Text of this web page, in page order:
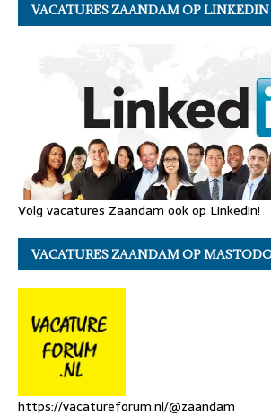
VACATURES ZAANDAM OP LINKEDIN
Volg vacatures Zaandam ook op Linkedin!
VACATURES ZAANDAM OP
https://vacatureforum.nl/@zaandam